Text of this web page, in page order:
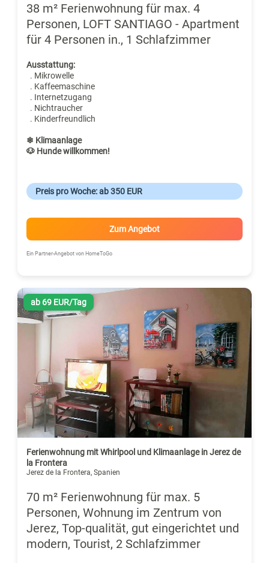
38 m² Ferienwohnung für max. 4
Personen, LOFT SANTIAGO - Apartment
für 4 Personen in., 1 Schlafzimmer
Ausstattung:
. Mikrowelle
. Kaffeemaschine
. Internetzugang
. Nichtraucher
. Kinderfreundlich
❄ Klimaanlage
🐶 Hunde willkommen!
Preis pro Woche: ab 350 EUR
Zum Angebot
Ein Partner-Angebot von HomeToGo
ab 69 EUR/Tag
Ferienwohnung mit Whirlpool und Klimaanlage in Jerez de
la Frontera
Jerez de la Frontera, Spanien
70 m² Ferienwohnung für max. 5
Personen, Wohnung im Zentrum von
Jerez, Top-qualität, gut eingerichtet und
modern, Tourist, 2 Schlafzimmer